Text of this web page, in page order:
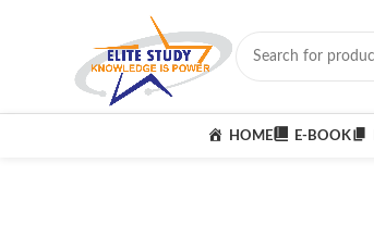
HOME E-BOOK